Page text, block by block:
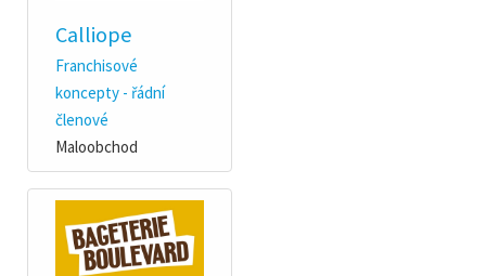
Calliope
Franchisové
koncepty - řádní
členové
Maloobchod